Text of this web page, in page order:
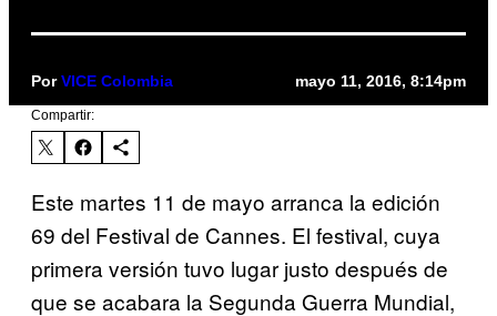
PorVICE Colombia mayo 11, 2016, 8:14pm
Compartir:
Este martes 11 de mayo arranca la edición
69 del Festival de Cannes. El festival, cuya
primera versión tuvo lugar justo después de
que se acabara la Segunda Guerra Mundial,